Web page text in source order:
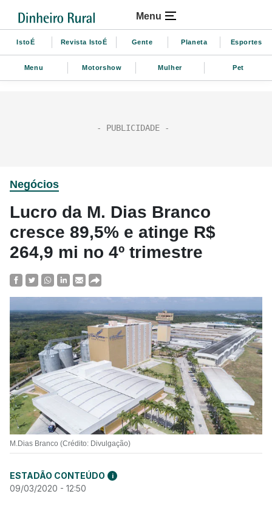
Menu
IstoÉ Revista IstoÉ Gente Planeta Esportes
Menu Motorshow Mulher Pet
Negócios
Lucro da M. Dias Branco
cresce 89,5% e atinge R$
264,9 mi no 4º trimestre
M.Dias Branco (Crédito: Divulgação)
ESTADÃO CONTEÚDO i
09/03/2020 - 12:50